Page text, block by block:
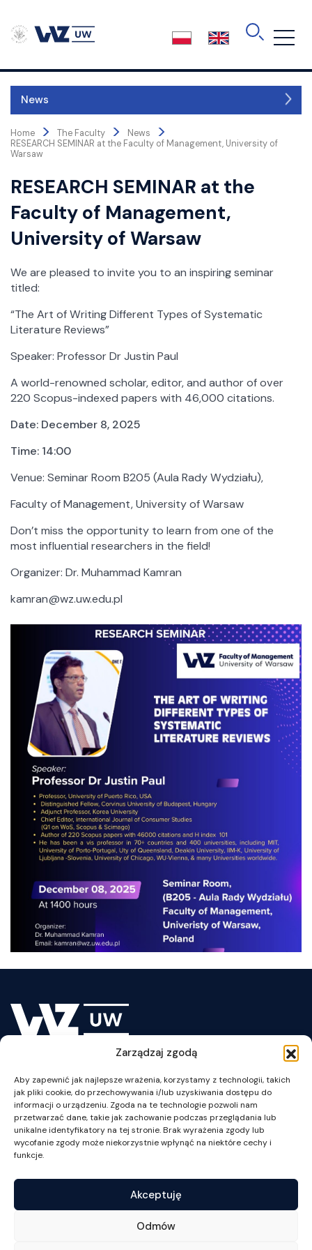
Zarządzaj zgodą
Aby zapewnić jak najlepsze wrażenia, korzystamy z technologii, takich
jak pliki cookie, do przechowywania i/lub uzyskiwania dostępu do
informacji o urządzeniu. Zgoda na te technologie pozwoli nam
przetwarzać dane, takie jak zachowanie podczas przeglądania lub
unikalne identyfikatory na tej stronie. Brak wyrażenia zgody lub
wycofanie zgody może niekorzystnie wpłynąć na niektóre cechy i
funkcje.
Akceptuję
Odmów
content
News
About the Faculty
Authorities
Faculty Council
Board of Education
Business Advisory
International Advisory Committee
Accreditations
Structure
Chairs and Independent Departments
Scientific Publishing House of the FoM UW
Activity
Projects
Conferences
Summer Schools
General
Quality of Education
Foundation for the FoM UW
Representative for Equality
Graduates of the FoM UW
Home > The Faculty > News >
RESEARCH SEMINAR at the Faculty of Management, University of
Warsaw
RESEARCH SEMINAR at the
Faculty of Management,
University of Warsaw
We are pleased to invite you to an inspiring seminar
titled:
“The Art of Writing Different Types of Systematic
Literature Reviews”
Speaker: Professor Dr Justin Paul
A world-renowned scholar, editor, and author of over
220 Scopus-indexed papers with 46,000 citations.
Date: December 8, 2025
Time: 14:00
Venue: Seminar Room B205 (Aula Rady Wydziału),
Faculty of Management, University of Warsaw
Don’t miss the opportunity to learn from one of the
most influential researchers in the field!
Organizer: Dr. Muhammad Kamran
kamran@wz.uw.edu.pl
ul. Szturmowa 1/3
NIP: 525-001-12-66
tel. +48 22 55 34 002
fax +48 22 55 34 001